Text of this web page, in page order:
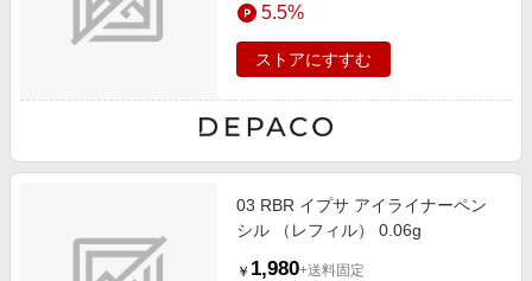
5.5%
ストアにすすむ
03 RBR イプサ アイライナーペン
シル （レフィル） 0.06g
￥ 1,980+送料固定